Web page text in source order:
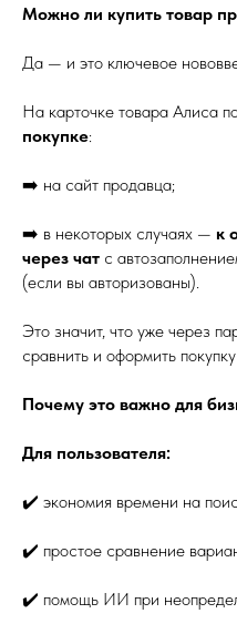
Можно ли купить товар
Да — и это ключевое
На карточке товара Алиса
покупке:
➡️ на сайт продавца;
➡️ в некоторых случаях — к
через чат с
(если вы авторизованы).
Это значит, что уже через
сравнить и оформить
Почему это важно для
Для пользователя:
✔️ экономия времени на
✔️ простое сравнение
✔️ помощь ИИ при